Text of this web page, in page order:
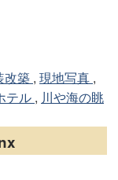
改築 , 現地写真 ,
テル , 川や海の眺